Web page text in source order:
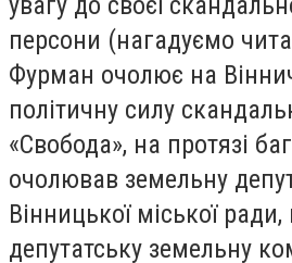
персони (нагадуємо
Фурман очолює на
політичну силу
«Свобода», на протязі
очолював земельну
Вінницької міської ради,
депутатську земельну